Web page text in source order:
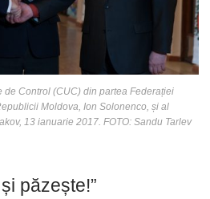
Control (CUC) din partea Federației
Moldova, Ion Solonenco, și al
13 ianuarie 2017. FOTO: Sandu Tarlev
păzește!”